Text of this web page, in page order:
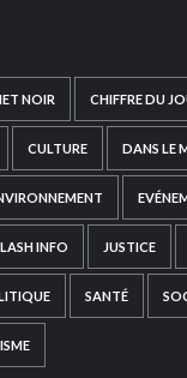
NOIR CHIFFRE DU
CULTURE DANS LE
INFO JUSTICE
SANTÉ